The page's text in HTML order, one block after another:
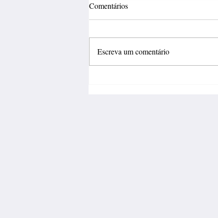
Comentários
Escreva um comentário